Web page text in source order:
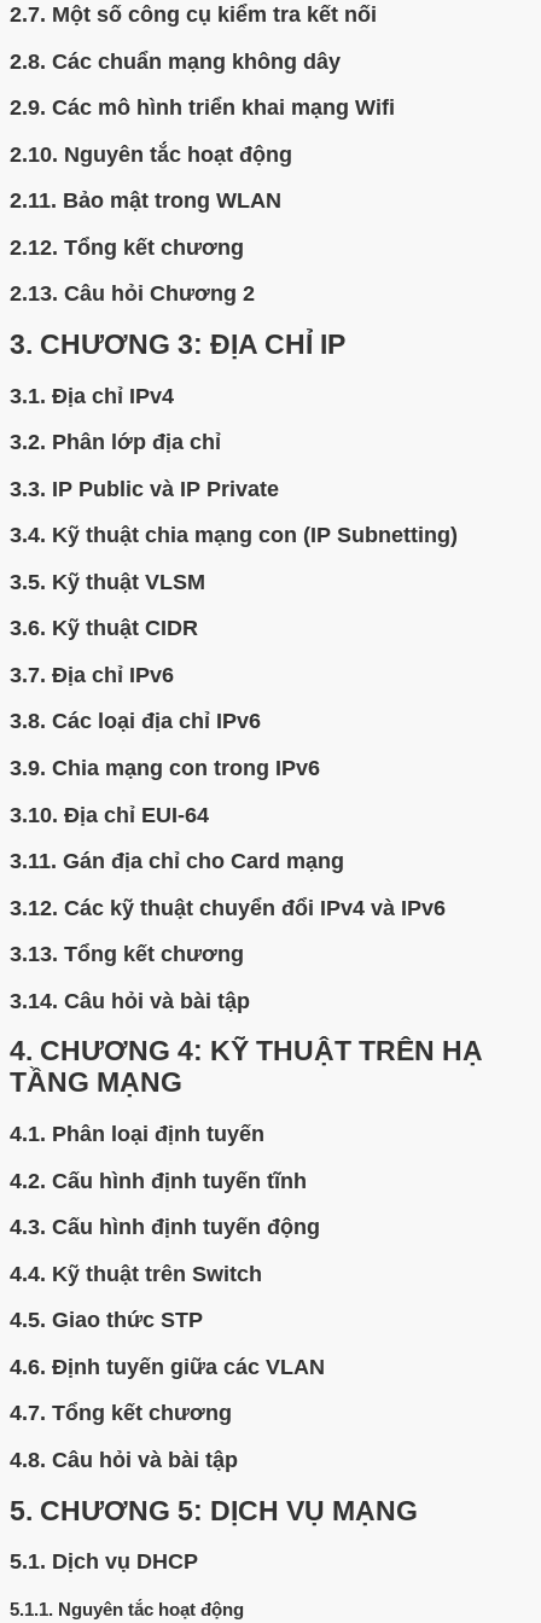
2.7. Một số công cụ kiểm tra kết nối
2.8. Các chuẩn mạng không dây
2.9. Các mô hình triển khai mạng Wifi
2.10. Nguyên tắc hoạt động
2.11. Bảo mật trong WLAN
2.12. Tổng kết chương
2.13. Câu hỏi Chương 2
3. CHƯƠNG 3: ĐỊA CHỈ IP
3.1. Địa chỉ IPv4
3.2. Phân lớp địa chỉ
3.3. IP Public và IP Private
3.4. Kỹ thuật chia mạng con (IP Subnetting)
3.5. Kỹ thuật VLSM
3.6. Kỹ thuật CIDR
3.7. Địa chỉ IPv6
3.8. Các loại địa chỉ IPv6
3.9. Chia mạng con trong IPv6
3.10. Địa chỉ EUI-64
3.11. Gán địa chỉ cho Card mạng
3.12. Các kỹ thuật chuyển đổi IPv4 và IPv6
3.13. Tổng kết chương
3.14. Câu hỏi và bài tập
4. CHƯƠNG 4: KỸ THUẬT TRÊN HẠ
TẦNG MẠNG
4.1. Phân loại định tuyến
4.2. Cấu hình định tuyến tĩnh
4.3. Cấu hình định tuyến động
4.4. Kỹ thuật trên Switch
4.5. Giao thức STP
4.6. Định tuyến giữa các VLAN
4.7. Tổng kết chương
4.8. Câu hỏi và bài tập
5. CHƯƠNG 5: DỊCH VỤ MẠNG
5.1. Dịch vụ DHCP
5.1.1. Nguyên tắc hoạt động